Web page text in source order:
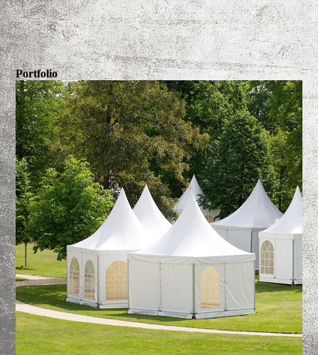
Portfolio